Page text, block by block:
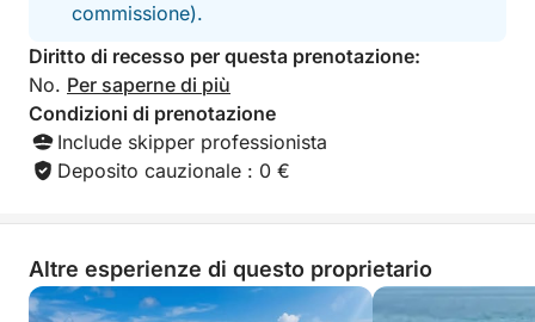
commissione).
Diritto di recesso per questa prenotazione:
No. Per saperne di più
Condizioni di prenotazione
Include skipper professionista
Deposito cauzionale : 0 €
Altre esperienze di questo proprietario